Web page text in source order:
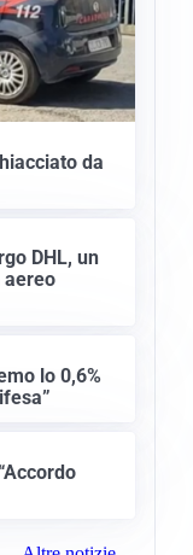
da
DHL, un
aereo
lo 0,6%